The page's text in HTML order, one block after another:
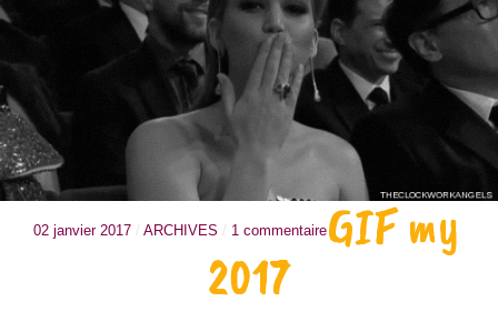
02 janvier 2017 / ARCHIVES / 1 commentaireGIF my
2017